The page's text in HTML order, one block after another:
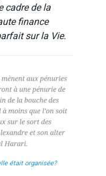
cadre de la
finance
sur la Vie.
était organisée?